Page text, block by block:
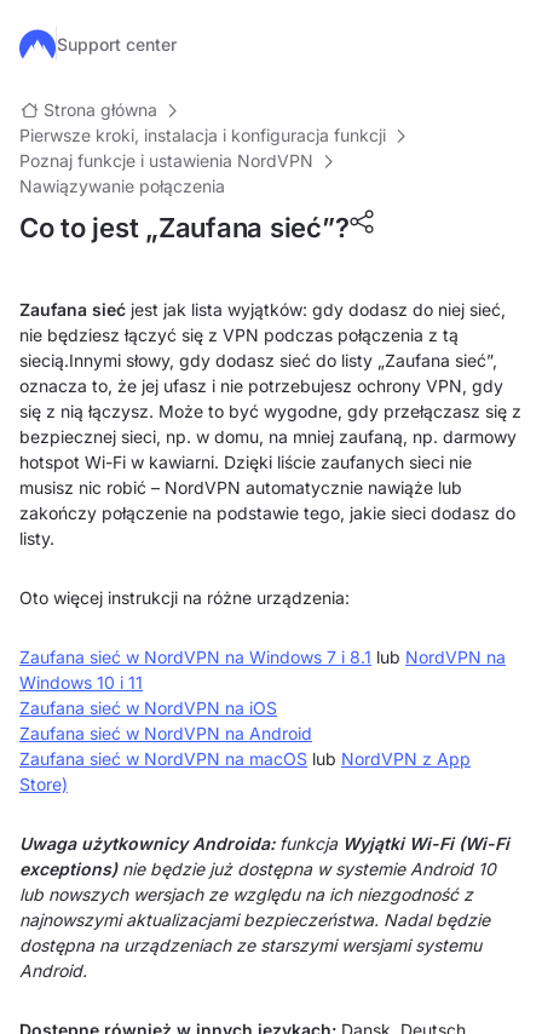
Przejdź do głównej treści
Support center
Strona główna
Pierwsze kroki, instalacja i konfiguracja funkcji
Poznaj funkcje i ustawienia NordVPN
Nawiązywanie połączenia
Co to jest „Zaufana sieć”?
Zaufana sieć jest jak lista wyjątków: gdy dodasz do niej sieć,
nie będziesz łączyć się z VPN podczas połączenia z tą
siecią.Innymi słowy, gdy dodasz sieć do listy „Zaufana sieć”,
oznacza to, że jej ufasz i nie potrzebujesz ochrony VPN, gdy
się z nią łączysz. Może to być wygodne, gdy przełączasz się z
bezpiecznej sieci, np. w domu, na mniej zaufaną, np. darmowy
hotspot Wi-Fi w kawiarni. Dzięki liście zaufanych sieci nie
musisz nic robić – NordVPN automatycznie nawiąże lub
zakończy połączenie na podstawie tego, jakie sieci dodasz do
listy.
Oto więcej instrukcji na różne urządzenia:
Zaufana sieć w NordVPN na Windows 7 i 8.1 lub NordVPN na
Windows 10 i 11
Zaufana sieć w NordVPN na iOS
Zaufana sieć w NordVPN na Android
Zaufana sieć w NordVPN na macOS lub NordVPN z App
Store)
Uwaga użytkownicy Androida:funkcja Wyjątki Wi-Fi (Wi-Fi
exceptions)nie będzie już dostępna w systemie Android 10
lub nowszych wersjach ze względu na ich niezgodność z
najnowszymi aktualizacjami bezpieczeństwa. Nadal będzie
dostępna na urządzeniach ze starszymi wersjami systemu
Android.
Dostępne również w innych językach: Dansk, Deutsch,